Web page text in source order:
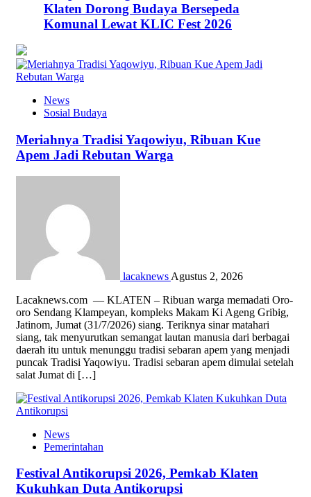
Klaten Dorong Budaya Bersepeda
Komunal Lewat KLIC Fest 2026
News
Sosial Budaya
Meriahnya Tradisi Yaqowiyu, Ribuan Kue
Apem Jadi Rebutan Warga
lacaknews Agustus 2, 2026
Lacaknews.com — KLATEN – Ribuan warga memadati Oro-
oro Sendang Klampeyan, kompleks Makam Ki Ageng Gribig,
Jatinom, Jumat (31/7/2026) siang. Teriknya sinar matahari
siang, tak menyurutkan semangat lautan manusia dari berbagai
daerah itu untuk menunggu tradisi sebaran apem yang menjadi
puncak Tradisi Yaqowiyu. Tradisi sebaran apem dimulai setelah
salat Jumat di […]
News
Pemerintahan
Festival Antikorupsi 2026, Pemkab Klaten
Kukuhkan Duta Antikorupsi